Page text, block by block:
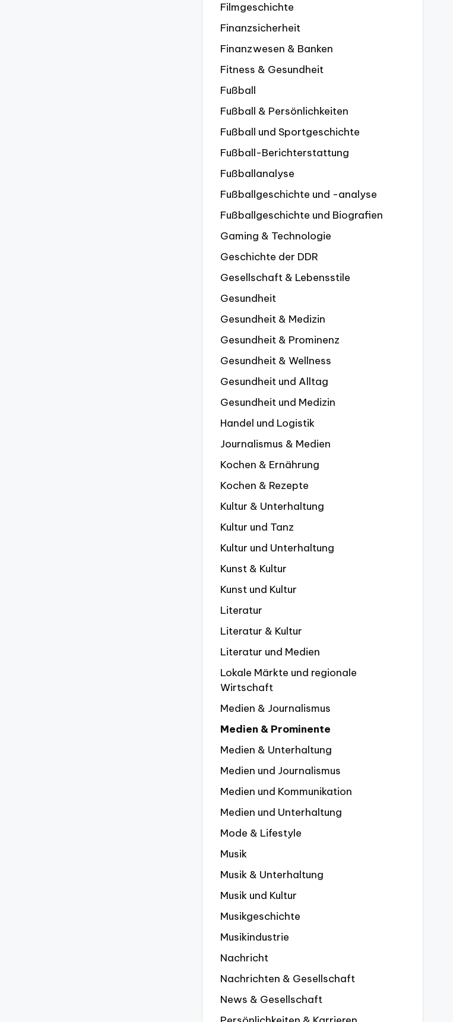
Filmgeschichte
Finanzsicherheit
Finanzwesen & Banken
Fitness & Gesundheit
Fußball
Fußball & Persönlichkeiten
Fußball und Sportgeschichte
Fußball-Berichterstattung
Fußballanalyse
Fußballgeschichte und -analyse
Fußballgeschichte und Biografien
Gaming & Technologie
Geschichte der DDR
Gesellschaft & Lebensstile
Gesundheit
Gesundheit & Medizin
Gesundheit & Prominenz
Gesundheit & Wellness
Gesundheit und Alltag
Gesundheit und Medizin
Handel und Logistik
Journalismus & Medien
Kochen & Ernährung
Kochen & Rezepte
Kultur & Unterhaltung
Kultur und Tanz
Kultur und Unterhaltung
Kunst & Kultur
Kunst und Kultur
Literatur
Literatur & Kultur
Literatur und Medien
Lokale Märkte und regionale
Wirtschaft
Medien & Journalismus
Medien & Prominente
Medien & Unterhaltung
Medien und Journalismus
Medien und Kommunikation
Medien und Unterhaltung
Mode & Lifestyle
Musik
Musik & Unterhaltung
Musik und Kultur
Musikgeschichte
Musikindustrie
Nachricht
Nachrichten & Gesellschaft
News & Gesellschaft